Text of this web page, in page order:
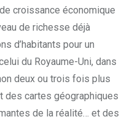
croissance économique
de richesse déjà
d’habitants pour un
du Royaume-Uni, dans
deux ou trois fois plus
des cartes géographiques
de la réalité… et des